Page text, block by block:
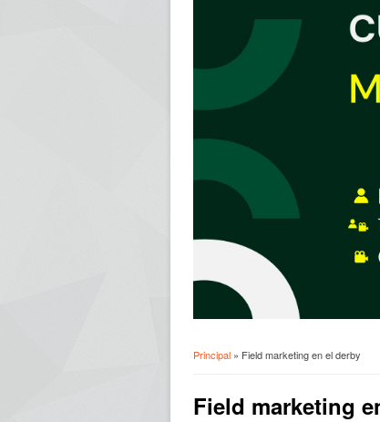
Principal » Field marketing en el derby
Field marketing